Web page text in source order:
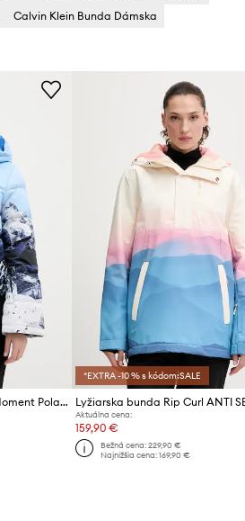
Calvin Klein Bunda Dámska
Lyžiarska bunda Perfect Moment Polar Flare
*EXTRA -10 % s kódom:SALE
Lyžiarska bunda Rip Curl ANTI
Aktuálna cena:
159,90 €
Bežná cena: 229,90 €
Najnižšia cena: 169,90 €